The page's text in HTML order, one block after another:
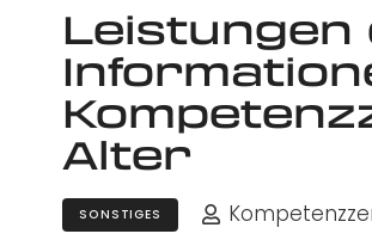
Leistungen
Alter
SONSTIGES